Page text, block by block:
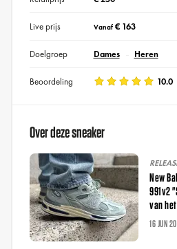
Live prijs Vanaf€ 163
Doelgroep Dames Heren
Beoordeling 10.0
Over deze sneaker
New
991v2
van
16 JUN